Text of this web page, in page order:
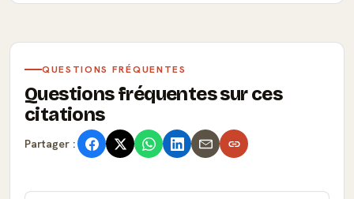
QUESTIONS FRÉQUENTES
Questions fréquentes sur ces
citations
Partager :